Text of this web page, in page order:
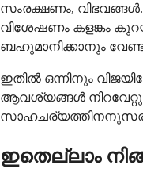
സംരക്ഷണം,
വിശേഷണം കളങ്കം
ബഹുമാനിക്കാനും
ഇതിൽ ഒന്നിനും
ആവശ്യങ്ങൾ
ഇതെല്ലാം